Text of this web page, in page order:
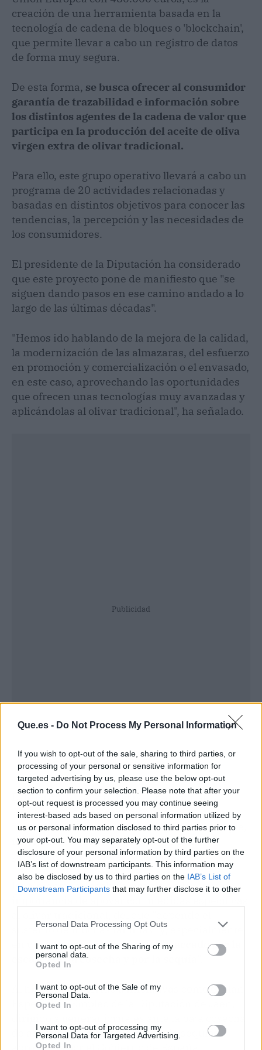
Que.es - Do Not Process My Personal Information
If you wish to opt-out of the sale, sharing to third parties, or
processing of your personal or sensitive information for
targeted advertising by us, please use the below opt-out
section to confirm your selection. Please note that after your
opt-out request is processed you may continue seeing
interest-based ads based on personal information utilized by
us or personal information disclosed to third parties prior to
your opt-out. You may separately opt-out of the further
disclosure of your personal information by third parties on the
IAB’s list of downstream participants. This information may
also be disclosed by us to third parties on the IAB’s List of
Downstream Participants that may further disclose it to other
Personal Data Processing Opt Outs
I want to opt-out of the Sharing of my
personal data.
Opted In
I want to opt-out of the Sale of my
Personal Data.
Opted In
I want to opt-out of processing my
Personal Data for Targeted Advertising.
Opted In
creación de una herramienta basada en la
tecnología de cadena de bloques o 'blockchain',
que permite llevar a cabo un registro de datos
de forma muy segura.
De esta forma, se busca ofrecer al consumidor
garantía de trazabilidad e información sobre
los distintos agentes de la cadena de valor que
participa en la producción del aceite de oliva
virgen extra de olivar tradicional.
Para ello, este grupo operativo llevará a cabo un
programa de 20 actividades relacionadas y
basadas en distintos objetivos para conocer las
tendencias, la percepción y las necesidades de
los consumidores.
El presidente de la Diputación ha considerado
que este proyecto pone de manifiesto que "se
siguen dando pasos en ese camino andado a lo
largo de las últimas décadas".
"Hemos ido hablando de la mejora de la calidad,
la modernización de las almazaras, del esfuerzo
en promoción y comercialización o el envasado,
en este caso, aprovechando las oportunidades
que ofrecen unas tecnologías muy avanzadas y
aplicándolas al olivar tradicional", ha señalado.
Publicidad
Este Grupo Operativo AOVE tradicional
"contribuye a generar valor añadido y a
fomentar el consumo de este tipo de aceite que,
no olvidemos, representa el 70% de la
producción de aceite de este país".
Igualmente, ha hecho hincapié en la
sustento de muchas familias" y, especialmente,
en un contexto como el actual "marcado por la
escasez de la cosecha y por la sequía
Al hilo, se ha referido a iniciativas como el Plan
Especial de Empleo de la Diputación de Jaén,
de aceituna, o las medidas ante la sequía
aprobadas por el Gobierno de España.